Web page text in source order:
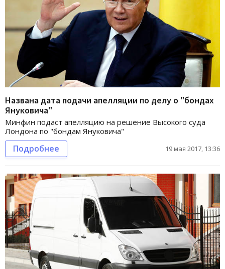
Названа дата подачи апелляции по делу о "бондах
Януковича"
Минфин подаст апелляцию на решение Высокого суда
Лондона по "бондам Януковича"
Подробнее 19 мая 2017, 13:36